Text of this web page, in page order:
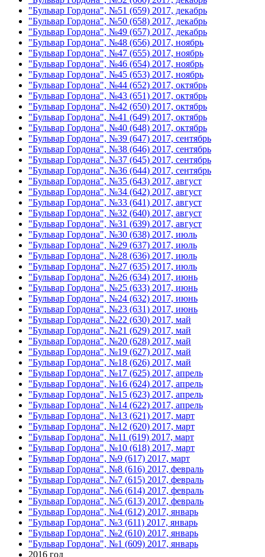
"Бульвар Гордона", №51 (659) 2017, декабрь
"Бульвар Гордона", №50 (658) 2017, декабрь
"Бульвар Гордона", №49 (657) 2017, декабрь
"Бульвар Гордона", №48 (656) 2017, ноябрь
"Бульвар Гордона", №47 (655) 2017, ноябрь
"Бульвар Гордона", №46 (654) 2017, ноябрь
"Бульвар Гордона", №45 (653) 2017, ноябрь
"Бульвар Гордона", №44 (652) 2017, октябрь
"Бульвар Гордона", №43 (651) 2017, октябрь
"Бульвар Гордона", №42 (650) 2017, октябрь
"Бульвар Гордона", №41 (649) 2017, октябрь
"Бульвар Гордона", №40 (648) 2017, октябрь
"Бульвар Гордона", №39 (647) 2017, сентябрь
"Бульвар Гордона", №38 (646) 2017, сентябрь
"Бульвар Гордона", №37 (645) 2017, сентябрь
"Бульвар Гордона", №36 (644) 2017, сентябрь
"Бульвар Гордона", №35 (643) 2017, август
"Бульвар Гордона", №34 (642) 2017, август
"Бульвар Гордона", №33 (641) 2017, август
"Бульвар Гордона", №32 (640) 2017, август
"Бульвар Гордона", №31 (639) 2017, август
"Бульвар Гордона", №30 (638) 2017, июль
"Бульвар Гордона", №29 (637) 2017, июль
"Бульвар Гордона", №28 (636) 2017, июль
"Бульвар Гордона", №27 (635) 2017, июль
"Бульвар Гордона", №26 (634) 2017, июнь
"Бульвар Гордона", №25 (633) 2017, июнь
"Бульвар Гордона", №24 (632) 2017, июнь
"Бульвар Гордона", №23 (631) 2017, июнь
"Бульвар Гордона", №22 (630) 2017, май
"Бульвар Гордона", №21 (629) 2017, май
"Бульвар Гордона", №20 (628) 2017, май
"Бульвар Гордона", №19 (627) 2017, май
"Бульвар Гордона", №18 (626) 2017, май
"Бульвар Гордона", №17 (625) 2017, апрель
"Бульвар Гордона", №16 (624) 2017, апрель
"Бульвар Гордона", №15 (623) 2017, апрель
"Бульвар Гордона", №14 (622) 2017, апрель
"Бульвар Гордона", №13 (621) 2017, март
"Бульвар Гордона", №12 (620) 2017, март
"Бульвар Гордона", №11 (619) 2017, март
"Бульвар Гордона", №10 (618) 2017, март
"Бульвар Гордона", №9 (617) 2017, март
"Бульвар Гордона", №8 (616) 2017, февраль
"Бульвар Гордона", №7 (615) 2017, февраль
"Бульвар Гордона", №6 (614) 2017, февраль
"Бульвар Гордона", №5 (613) 2017, февраль
"Бульвар Гордона", №4 (612) 2017, январь
"Бульвар Гордона", №3 (611) 2017, январь
"Бульвар Гордона", №2 (610) 2017, январь
"Бульвар Гордона", №1 (609) 2017, январь
2016 год